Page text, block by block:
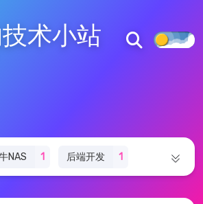
术小站
NAS 1 后端开发 1
日记 3 ESP32 1
35577
访问量